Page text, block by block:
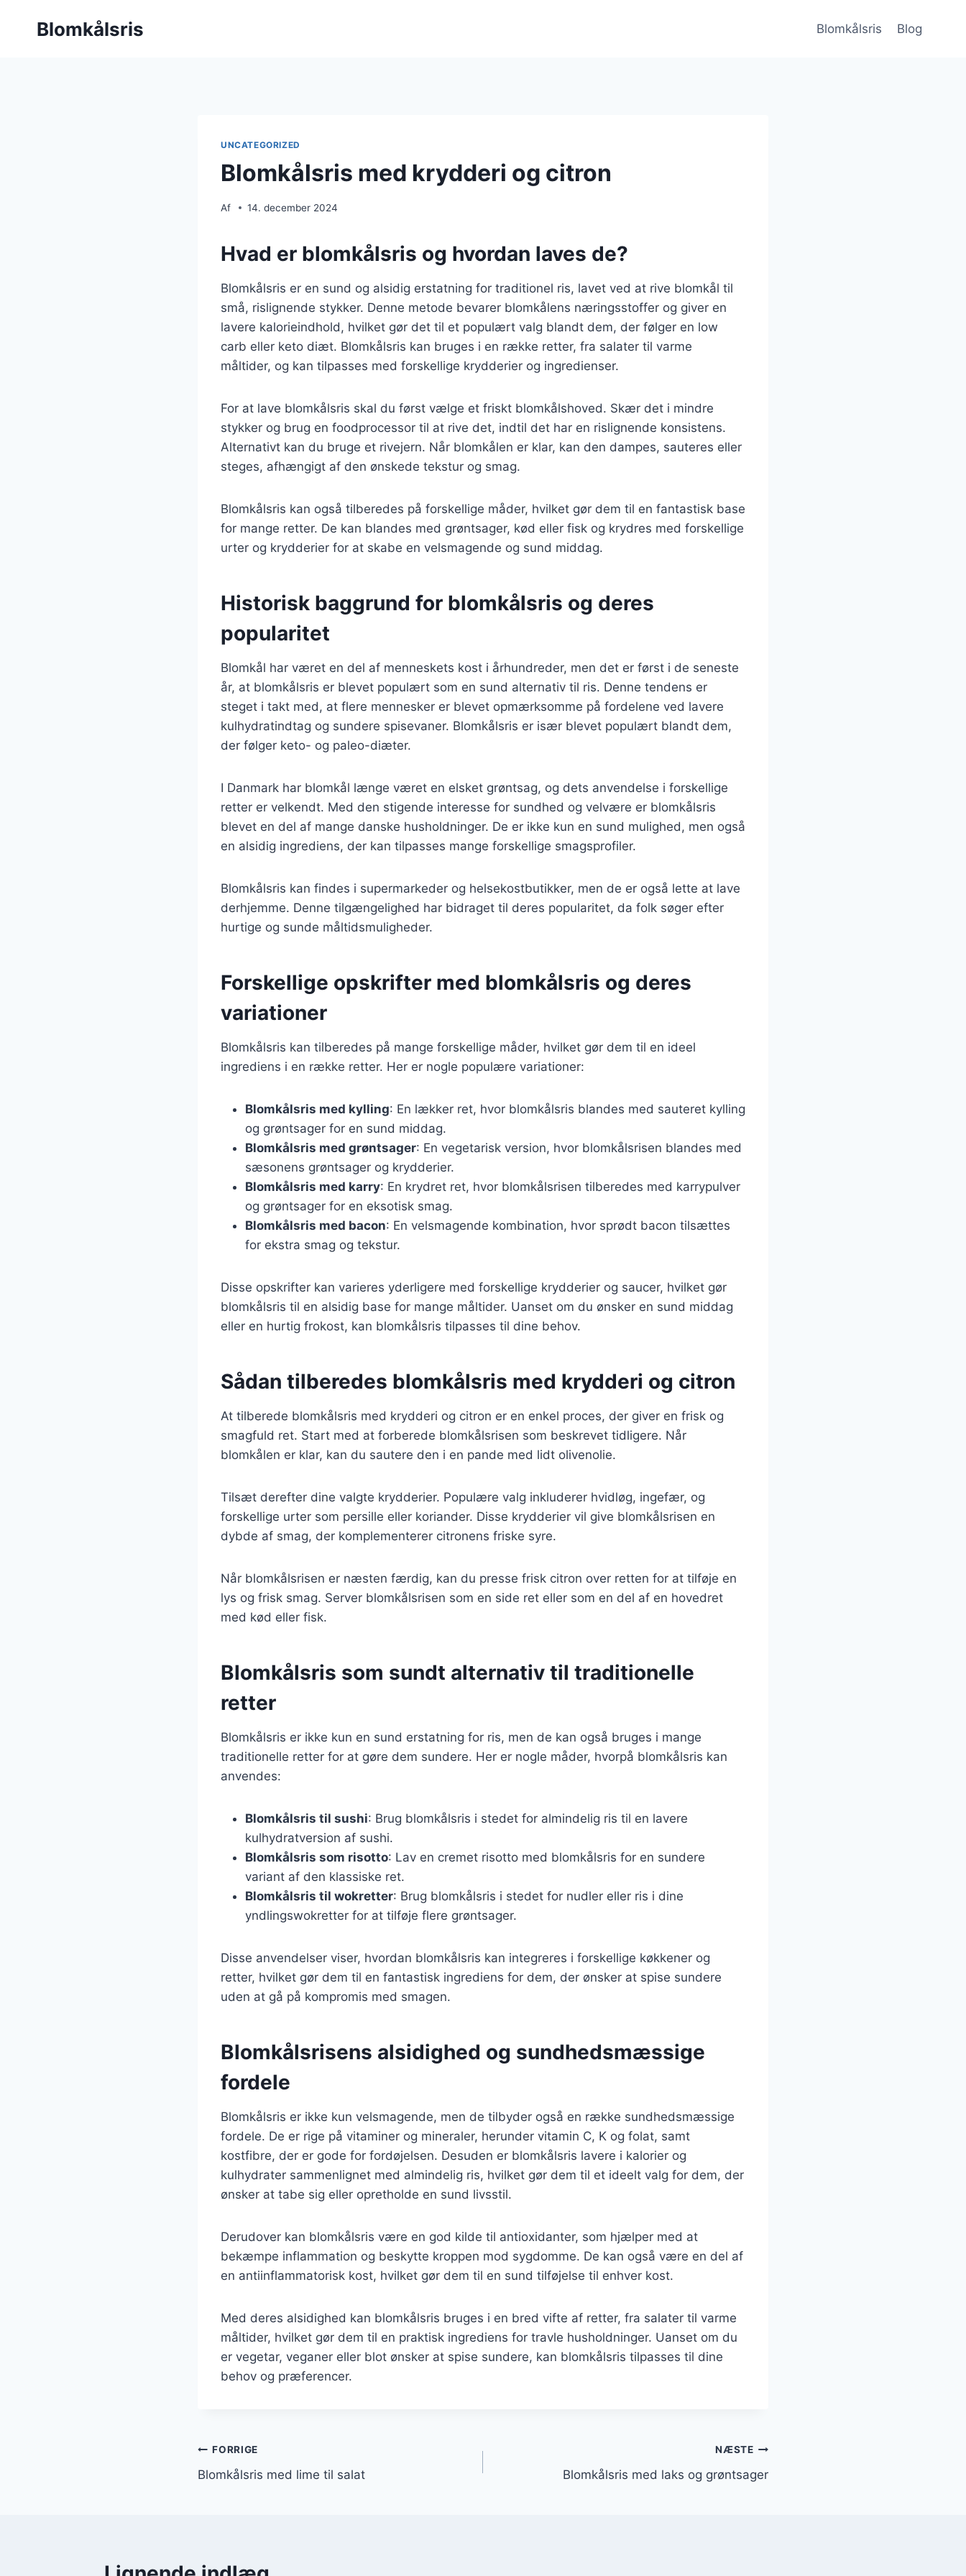
Blomkålsris Blomkålsris Blog
UNCATEGORIZED
Blomkålsris med krydderi og citron
Af 14. december 2024
Hvad er blomkålsris og hvordan laves de?
Blomkålsris er en sund og alsidig erstatning for traditionel ris, lavet ved at rive blomkål til
små, rislignende stykker. Denne metode bevarer blomkålens næringsstoffer og giver en
lavere kalorieindhold, hvilket gør det til et populært valg blandt dem, der følger en low
carb eller keto diæt. Blomkålsris kan bruges i en række retter, fra salater til varme
måltider, og kan tilpasses med forskellige krydderier og ingredienser.
For at lave blomkålsris skal du først vælge et friskt blomkålshoved. Skær det i mindre
stykker og brug en foodprocessor til at rive det, indtil det har en rislignende konsistens.
Alternativt kan du bruge et rivejern. Når blomkålen er klar, kan den dampes, sauteres eller
steges, afhængigt af den ønskede tekstur og smag.
Blomkålsris kan også tilberedes på forskellige måder, hvilket gør dem til en fantastisk base
for mange retter. De kan blandes med grøntsager, kød eller fisk og krydres med forskellige
urter og krydderier for at skabe en velsmagende og sund middag.
Historisk baggrund for blomkålsris og deres
popularitet
Blomkål har været en del af menneskets kost i århundreder, men det er først i de seneste
år, at blomkålsris er blevet populært som en sund alternativ til ris. Denne tendens er
steget i takt med, at flere mennesker er blevet opmærksomme på fordelene ved lavere
kulhydratindtag og sundere spisevaner. Blomkålsris er især blevet populært blandt dem,
der følger keto- og paleo-diæter.
I Danmark har blomkål længe været en elsket grøntsag, og dets anvendelse i forskellige
retter er velkendt. Med den stigende interesse for sundhed og velvære er blomkålsris
blevet en del af mange danske husholdninger. De er ikke kun en sund mulighed, men også
en alsidig ingrediens, der kan tilpasses mange forskellige smagsprofiler.
Blomkålsris kan findes i supermarkeder og helsekostbutikker, men de er også lette at lave
derhjemme. Denne tilgængelighed har bidraget til deres popularitet, da folk søger efter
hurtige og sunde måltidsmuligheder.
Forskellige opskrifter med blomkålsris og deres
variationer
Blomkålsris kan tilberedes på mange forskellige måder, hvilket gør dem til en ideel
ingrediens i en række retter. Her er nogle populære variationer:
Blomkålsris med kylling: En lækker ret, hvor blomkålsris blandes med sauteret kylling
og grøntsager for en sund middag.
Blomkålsris med grøntsager: En vegetarisk version, hvor blomkålsrisen blandes med
sæsonens grøntsager og krydderier.
Blomkålsris med karry: En krydret ret, hvor blomkålsrisen tilberedes med karrypulver
og grøntsager for en eksotisk smag.
Blomkålsris med bacon: En velsmagende kombination, hvor sprødt bacon tilsættes
for ekstra smag og tekstur.
Disse opskrifter kan varieres yderligere med forskellige krydderier og saucer, hvilket gør
blomkålsris til en alsidig base for mange måltider. Uanset om du ønsker en sund middag
eller en hurtig frokost, kan blomkålsris tilpasses til dine behov.
Sådan tilberedes blomkålsris med krydderi og citron
At tilberede blomkålsris med krydderi og citron er en enkel proces, der giver en frisk og
smagfuld ret. Start med at forberede blomkålsrisen som beskrevet tidligere. Når
blomkålen er klar, kan du sautere den i en pande med lidt olivenolie.
Tilsæt derefter dine valgte krydderier. Populære valg inkluderer hvidløg, ingefær, og
forskellige urter som persille eller koriander. Disse krydderier vil give blomkålsrisen en
dybde af smag, der komplementerer citronens friske syre.
Når blomkålsrisen er næsten færdig, kan du presse frisk citron over retten for at tilføje en
lys og frisk smag. Server blomkålsrisen som en side ret eller som en del af en hovedret
med kød eller fisk.
Blomkålsris som sundt alternativ til traditionelle
retter
Blomkålsris er ikke kun en sund erstatning for ris, men de kan også bruges i mange
traditionelle retter for at gøre dem sundere. Her er nogle måder, hvorpå blomkålsris kan
anvendes:
Blomkålsris til sushi: Brug blomkålsris i stedet for almindelig ris til en lavere
kulhydratversion af sushi.
Blomkålsris som risotto: Lav en cremet risotto med blomkålsris for en sundere
variant af den klassiske ret.
Blomkålsris til wokretter: Brug blomkålsris i stedet for nudler eller ris i dine
yndlingswokretter for at tilføje flere grøntsager.
Disse anvendelser viser, hvordan blomkålsris kan integreres i forskellige køkkener og
retter, hvilket gør dem til en fantastisk ingrediens for dem, der ønsker at spise sundere
uden at gå på kompromis med smagen.
Blomkålsrisens alsidighed og sundhedsmæssige
fordele
Blomkålsris er ikke kun velsmagende, men de tilbyder også en række sundhedsmæssige
fordele. De er rige på vitaminer og mineraler, herunder vitamin C, K og folat, samt
kostfibre, der er gode for fordøjelsen. Desuden er blomkålsris lavere i kalorier og
kulhydrater sammenlignet med almindelig ris, hvilket gør dem til et ideelt valg for dem, der
ønsker at tabe sig eller opretholde en sund livsstil.
Derudover kan blomkålsris være en god kilde til antioxidanter, som hjælper med at
bekæmpe inflammation og beskytte kroppen mod sygdomme. De kan også være en del af
en antiinflammatorisk kost, hvilket gør dem til en sund tilføjelse til enhver kost.
Med deres alsidighed kan blomkålsris bruges i en bred vifte af retter, fra salater til varme
måltider, hvilket gør dem til en praktisk ingrediens for travle husholdninger. Uanset om du
er vegetar, veganer eller blot ønsker at spise sundere, kan blomkålsris tilpasses til dine
behov og præferencer.
Indlægsnavigation
FORRIGE
Blomkålsris med lime til salat
NÆSTE
Blomkålsris med laks og grøntsager